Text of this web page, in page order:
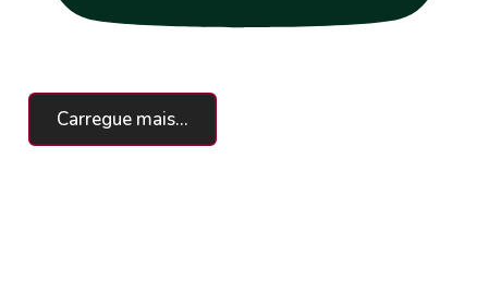
Carregue mais...